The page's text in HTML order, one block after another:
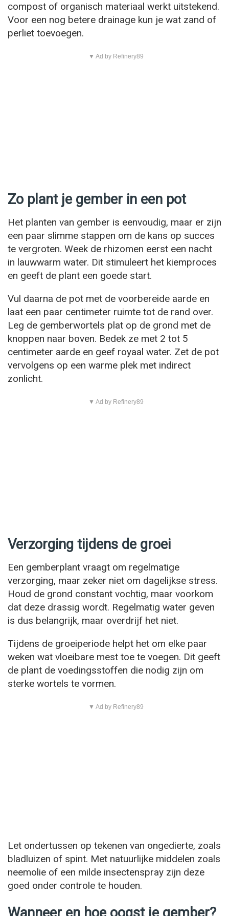
compost of organisch materiaal werkt uitstekend.
Voor een nog betere drainage kun je wat zand of
perliet toevoegen.
▼ Ad by Refinery89
Zo plant je gember in een pot
Het planten van gember is eenvoudig, maar er zijn
een paar slimme stappen om de kans op succes
te vergroten. Week de rhizomen eerst een nacht
in lauwwarm water. Dit stimuleert het kiemproces
en geeft de plant een goede start.
Vul daarna de pot met de voorbereide aarde en
laat een paar centimeter ruimte tot de rand over.
Leg de gemberwortels plat op de grond met de
knoppen naar boven. Bedek ze met 2 tot 5
centimeter aarde en geef royaal water. Zet de pot
vervolgens op een warme plek met indirect
zonlicht.
▼ Ad by Refinery89
Verzorging tijdens de groei
Een gemberplant vraagt om regelmatige
verzorging, maar zeker niet om dagelijkse stress.
Houd de grond constant vochtig, maar voorkom
dat deze drassig wordt. Regelmatig water geven
is dus belangrijk, maar overdrijf het niet.
Tijdens de groeiperiode helpt het om elke paar
weken wat vloeibare mest toe te voegen. Dit geeft
de plant de voedingsstoffen die nodig zijn om
sterke wortels te vormen.
▼ Ad by Refinery89
Let ondertussen op tekenen van ongedierte, zoals
bladluizen of spint. Met natuurlijke middelen zoals
neemolie of een milde insectenspray zijn deze
goed onder controle te houden.